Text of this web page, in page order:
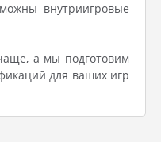
внутриигровые
а мы подготовим
для ваших игр